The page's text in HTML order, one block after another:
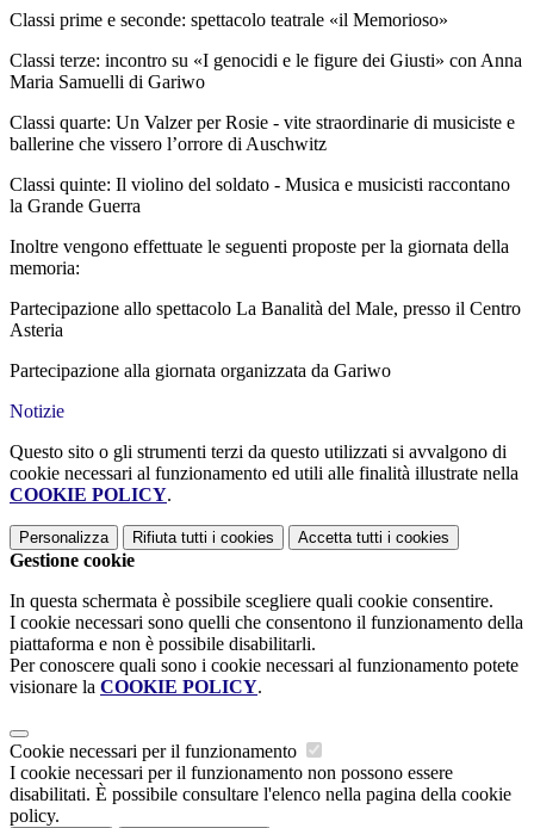
Classi prime e seconde: spettacolo teatrale «il Memorioso»
Classi terze: incontro su «I genocidi e le figure dei Giusti» con Anna
Maria Samuelli di Gariwo
Classi quarte: Un Valzer per Rosie - vite straordinarie di musiciste e
ballerine che vissero l’orrore di Auschwitz
Classi quinte: Il violino del soldato - Musica e musicisti raccontano
la Grande Guerra
Inoltre vengono effettuate le seguenti proposte per la giornata della
memoria:
Partecipazione allo spettacolo La Banalità del Male, presso il Centro
Asteria
Partecipazione alla giornata organizzata da Gariwo
Notizie
Questo sito o gli strumenti terzi da questo utilizzati si avvalgono di
cookie necessari al funzionamento ed utili alle finalità illustrate nella
COOKIE POLICY.
Personalizza Rifiuta tutti i cookies Accetta tutti i cookies
Gestione cookie
In questa schermata è possibile scegliere quali cookie consentire.
I cookie necessari sono quelli che consentono il funzionamento della
piattaforma e non è possibile disabilitarli.
Per conoscere quali sono i cookie necessari al funzionamento potete
visionare la COOKIE POLICY.
Cookie necessari per il funzionamento
I cookie necessari per il funzionamento non possono essere
disabilitati. È possibile consultare l'elenco nella pagina della cookie
policy.